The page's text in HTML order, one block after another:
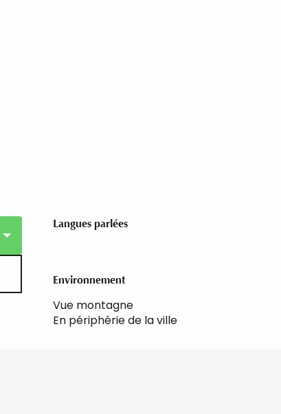
Langues parlées
Langues parlées
Environnement
Environnement
Vue montagne
En périphérie de la ville